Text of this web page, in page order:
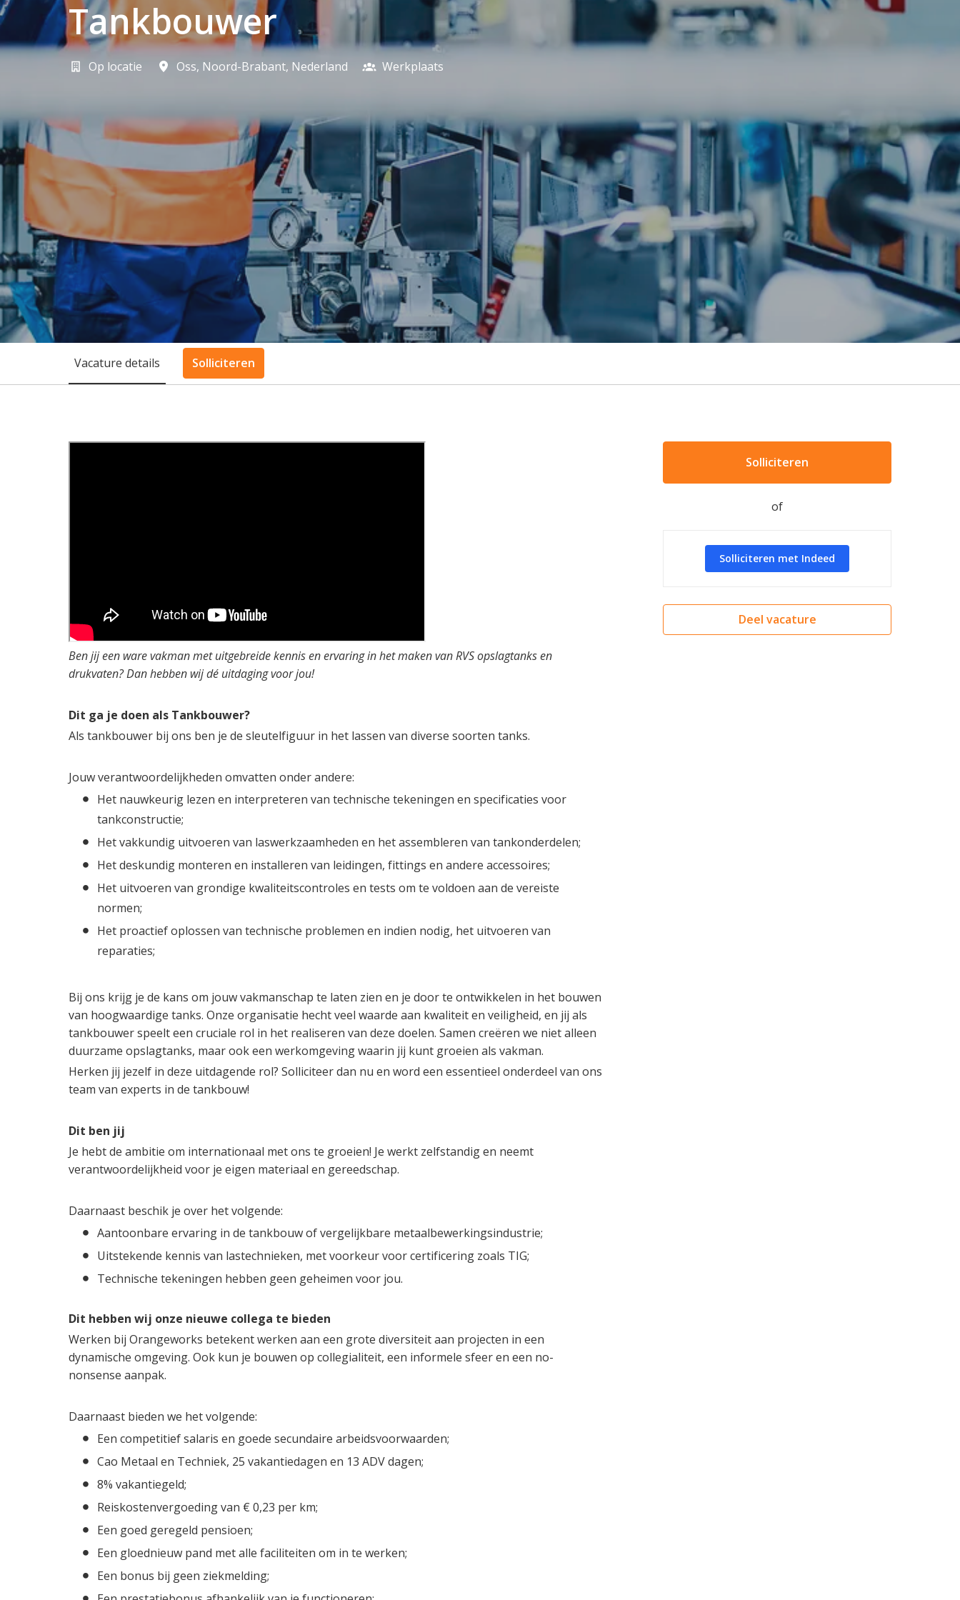
Tankbouwer
Op locatie Oss, Noord-Brabant, Nederland Werkplaats
Vacature details Solliciteren
Ben jij een ware vakman met uitgebreide kennis en ervaring in het maken van RVS opslagtanks en
drukvaten? Dan hebben wij dé uitdaging voor jou!
Dit ga je doen als Tankbouwer?
Als tankbouwer bij ons ben je de sleutelfiguur in het lassen van diverse soorten tanks.
Jouw verantwoordelijkheden omvatten onder andere:
Het nauwkeurig lezen en interpreteren van technische tekeningen en specificaties voor
tankconstructie;
Het vakkundig uitvoeren van laswerkzaamheden en het assembleren van tankonderdelen;
Het deskundig monteren en installeren van leidingen, fittings en andere accessoires;
Het uitvoeren van grondige kwaliteitscontroles en tests om te voldoen aan de vereiste
normen;
Het proactief oplossen van technische problemen en indien nodig, het uitvoeren van
reparaties;
Bij ons krijg je de kans om jouw vakmanschap te laten zien en je door te ontwikkelen in het bouwen
van hoogwaardige tanks. Onze organisatie hecht veel waarde aan kwaliteit en veiligheid, en jij als
tankbouwer speelt een cruciale rol in het realiseren van deze doelen. Samen creëren we niet alleen
duurzame opslagtanks, maar ook een werkomgeving waarin jij kunt groeien als vakman.
Herken jij jezelf in deze uitdagende rol? Solliciteer dan nu en word een essentieel onderdeel van ons
team van experts in de tankbouw!
Dit ben jij
Je hebt de ambitie om internationaal met ons te groeien! Je werkt zelfstandig en neemt
verantwoordelijkheid voor je eigen materiaal en gereedschap.
Daarnaast beschik je over het volgende:
Aantoonbare ervaring in de tankbouw of vergelijkbare metaalbewerkingsindustrie;
Uitstekende kennis van lastechnieken, met voorkeur voor certificering zoals TIG;
Technische tekeningen hebben geen geheimen voor jou.
Dit hebben wij onze nieuwe collega te bieden
Werken bij Orangeworks betekent werken aan een grote diversiteit aan projecten in een
dynamische omgeving. Ook kun je bouwen op collegialiteit, een informele sfeer en een no-
nonsense aanpak.
Daarnaast bieden we het volgende:
Een competitief salaris en goede secundaire arbeidsvoorwaarden;
Cao Metaal en Techniek, 25 vakantiedagen en 13 ADV dagen;
8% vakantiegeld;
Reiskostenvergoeding van € 0,23 per km;
Een goed geregeld pensioen;
Een gloednieuw pand met alle faciliteiten om in te werken;
Een bonus bij geen ziekmelding;
Solliciteren
of
Solliciteren met Indeed
Deel vacature